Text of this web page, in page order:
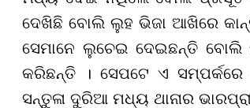
ଦେଖିଛି ବୋଲି ଲୁହ ଭିଜା ଆଖିରେ
ସେମାନେ ଲୁଚେଇ ଦେଇଛନ୍ତି ବୋଲି
କରିଛନ୍ତି । ସେପଟେ ଏ
ସନ୍ତୁଳା ଦୁରିଆ ମଧ୍ୟ ଥାନାର